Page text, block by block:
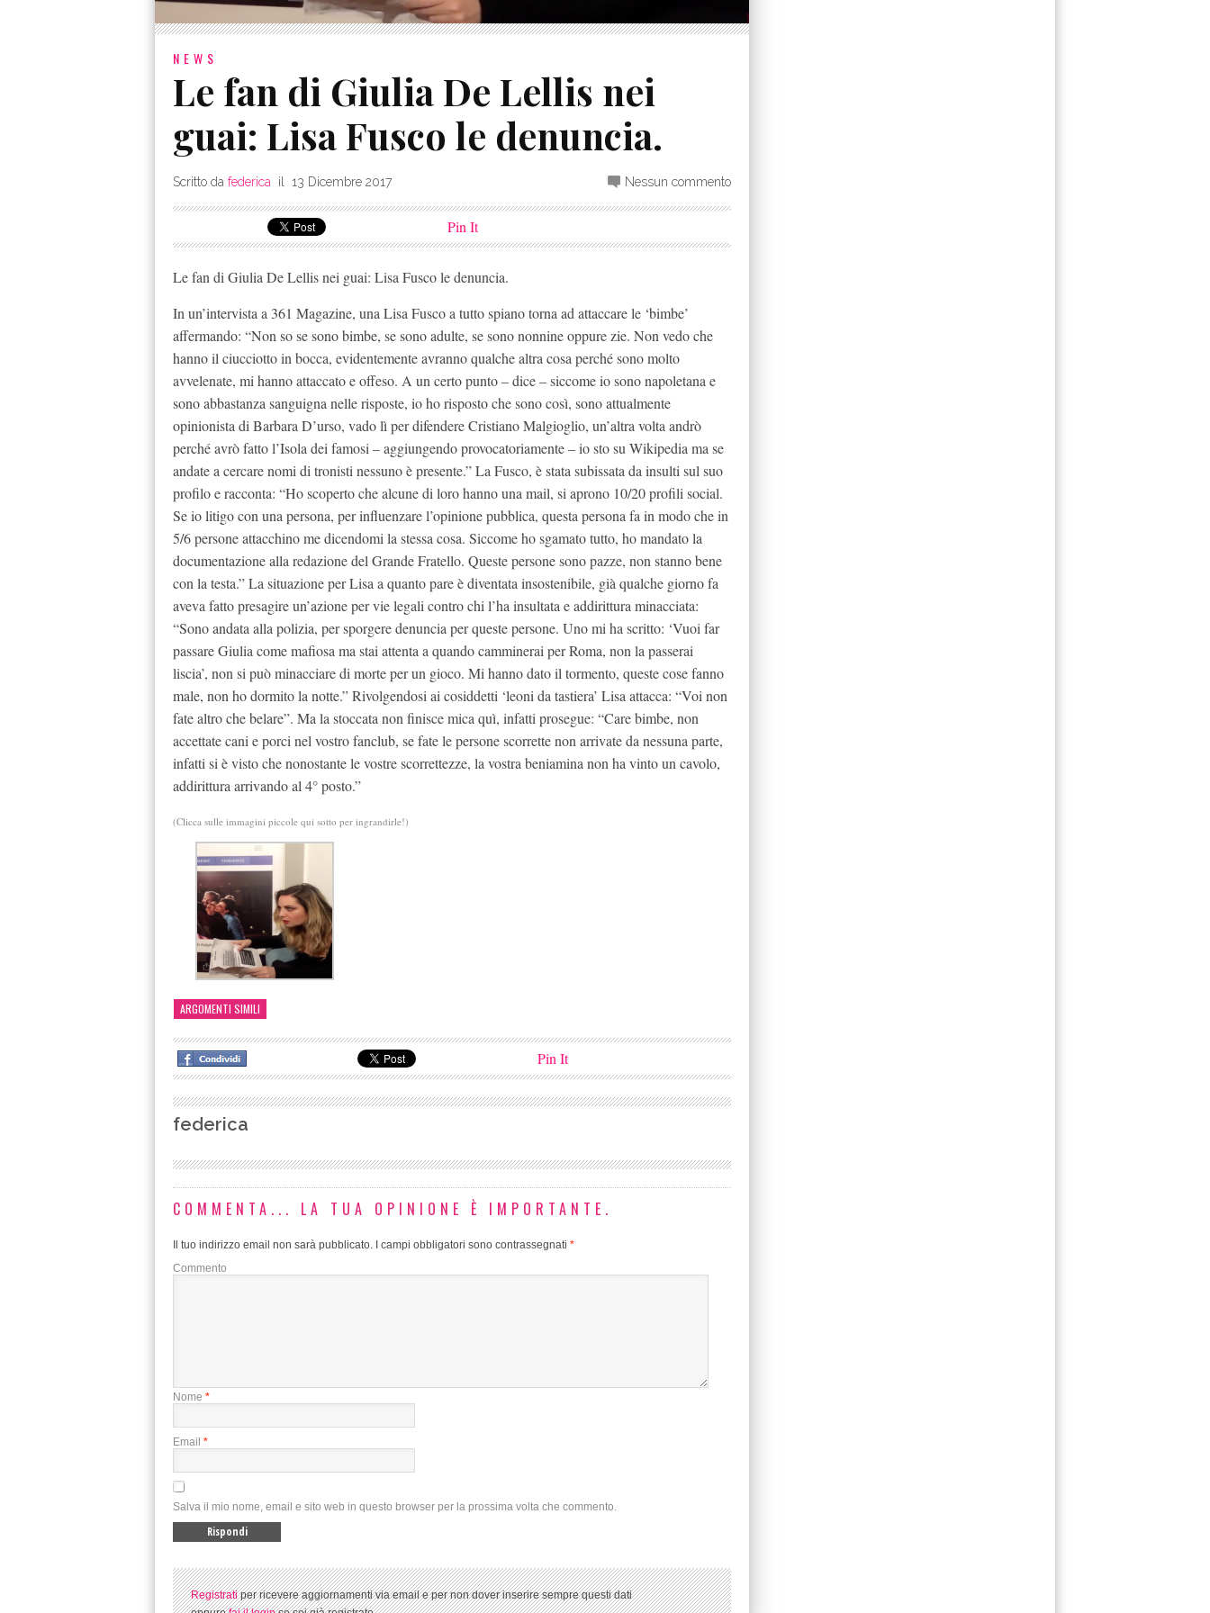
NEWS
Le fan di Giulia De Lellis nei
guai: Lisa Fusco le denuncia.
Scritto da federica il 13 Dicembre 2017 Nessun commento
Pin It
Le fan di Giulia De Lellis nei guai: Lisa Fusco le denuncia.
In un’intervista a 361 Magazine, una Lisa Fusco a tutto spiano torna ad attaccare le ‘bimbe’
affermando: “Non so se sono bimbe, se sono adulte, se sono nonnine oppure zie. Non vedo che
hanno il ciucciotto in bocca, evidentemente avranno qualche altra cosa perché sono molto
avvelenate, mi hanno attaccato e offeso. A un certo punto – dice – siccome io sono napoletana e
sono abbastanza sanguigna nelle risposte, io ho risposto che sono così, sono attualmente
opinionista di Barbara D’urso, vado lì per difendere Cristiano Malgioglio, un’altra volta andrò
perché avrò fatto l’Isola dei famosi – aggiungendo provocatoriamente – io sto su Wikipedia ma se
andate a cercare nomi di tronisti nessuno è presente.” La Fusco, è stata subissata da insulti sul suo
profilo e racconta: “Ho scoperto che alcune di loro hanno una mail, si aprono 10/20 profili social.
Se io litigo con una persona, per influenzare l’opinione pubblica, questa persona fa in modo che in
5/6 persone attacchino me dicendomi la stessa cosa. Siccome ho sgamato tutto, ho mandato la
documentazione alla redazione del Grande Fratello. Queste persone sono pazze, non stanno bene
con la testa.” La situazione per Lisa a quanto pare è diventata insostenibile, già qualche giorno fa
aveva fatto presagire un’azione per vie legali contro chi l’ha insultata e addirittura minacciata:
“Sono andata alla polizia, per sporgere denuncia per queste persone. Uno mi ha scritto: ‘Vuoi far
passare Giulia come mafiosa ma stai attenta a quando camminerai per Roma, non la passerai
liscia’, non si può minacciare di morte per un gioco. Mi hanno dato il tormento, queste cose fanno
male, non ho dormito la notte.” Rivolgendosi ai cosiddetti ‘leoni da tastiera’ Lisa attacca: “Voi non
fate altro che belare”. Ma la stoccata non finisce mica quì, infatti prosegue: “Care bimbe, non
accettate cani e porci nel vostro fanclub, se fate le persone scorrette non arrivate da nessuna parte,
infatti si è visto che nonostante le vostre scorrettezze, la vostra beniamina non ha vinto un cavolo,
addirittura arrivando al 4° posto.”
(Clicca sulle immagini piccole qui sotto per ingrandirle!)
ARGOMENTI SIMILI
Pin It
federica
COMMENTA... LA TUA OPINIONE È IMPORTANTE.
Il tuo indirizzo email non sarà pubblicato. I campi obbligatori sono contrassegnati *
Commento
Nome *
Email *
Salva il mio nome, email e sito web in questo browser per la prossima volta che commento.
Registratiper ricevere aggiornamenti via email e per non dover inserire sempre questi dati